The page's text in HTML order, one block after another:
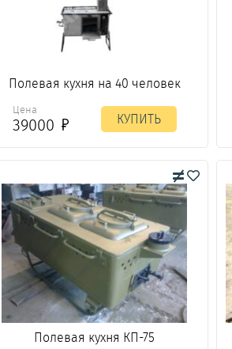
Полевая кухня на 40 человек
Цена
39000 КУПИТЬ
Полевая кухня КП-75